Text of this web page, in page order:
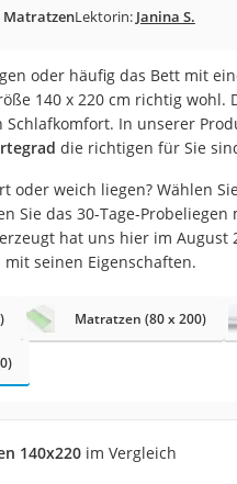
Bürostuhl
mit Kamera
mit Kalkfilter
Schreibtisch
MatratzenLektorin: Janina S.
oder häufig das Bett mit
140 x 220 cm richtig wohl.
In unserer
die richtigen für Sie
oder weich liegen? Wählen
Sie das 30-Tage-Probeliegen
hat uns hier im August
mit seinen Eigenschaften.
Matratzen (80 x 200)
140x220 im Vergleich